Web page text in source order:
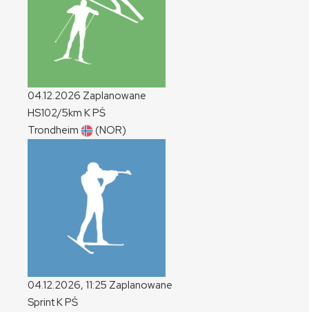
04.12.2026 Zaplanowane
HS102/5km KPŚ
Trondheim
(NOR)
04.12.2026, 11:25 Zaplanowane
SprintKPŚ